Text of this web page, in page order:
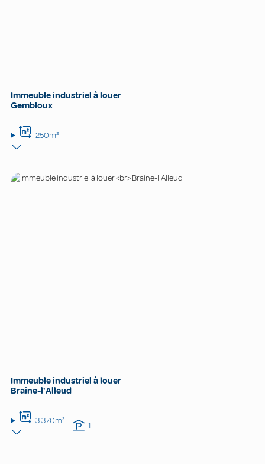
Immeuble industriel à louer
Gembloux
250m²
Immeuble industriel à louer
Braine-l'Alleud
3.370m² 1